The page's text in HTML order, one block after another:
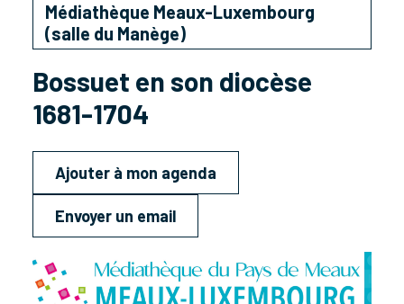
Médiathèque Meaux-Luxembourg
(salle du Manège)
Bossuet en son diocèse
1681-1704
Ajouter à mon agenda
Envoyer un email